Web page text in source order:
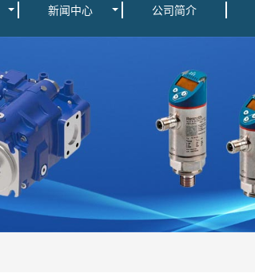
新闻中心 公司简介